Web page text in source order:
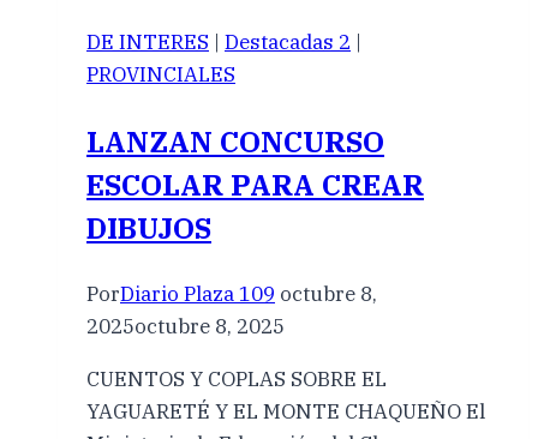
DE INTERES | Destacadas 2 |
PROVINCIALES
LANZAN CONCURSO
ESCOLAR PARA CREAR
DIBUJOS
PorDiario Plaza 109 octubre 8,
2025octubre 8, 2025
CUENTOS Y COPLAS SOBRE EL
YAGUARETÉ Y EL MONTE CHAQUEÑO El